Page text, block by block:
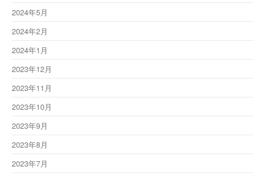
2024年5月
2024年2月
2024年1月
2023年12月
2023年11月
2023年10月
2023年9月
2023年8月
2023年7月